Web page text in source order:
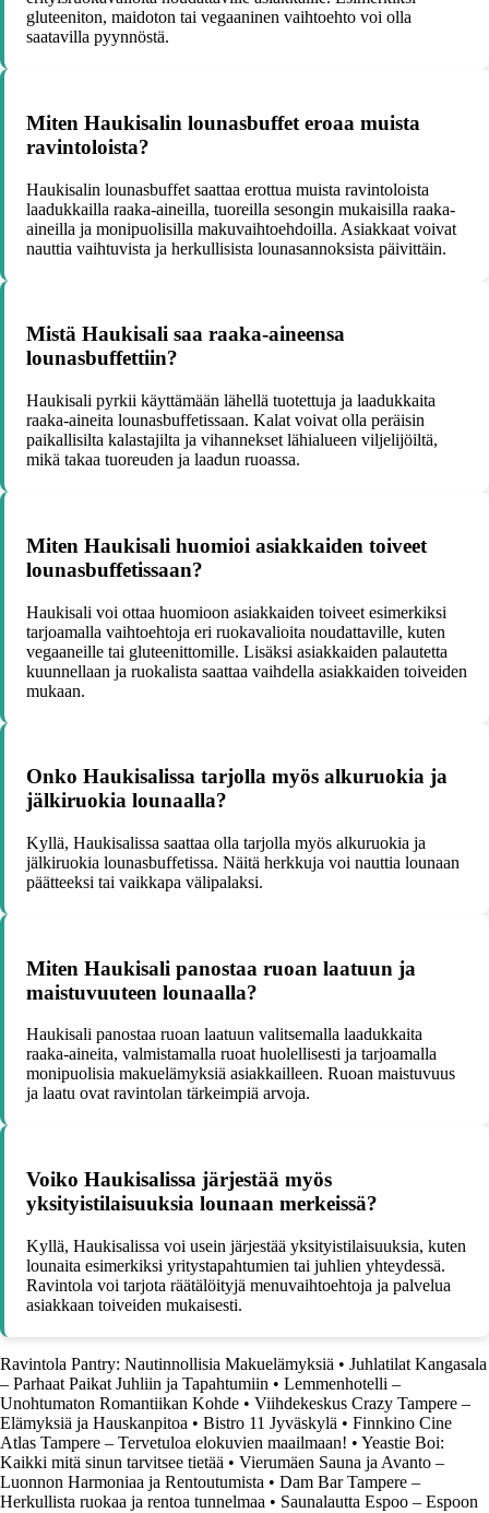
gluteeniton, maidoton tai vegaaninen vaihtoehto voi olla
saatavilla pyynnöstä.
Miten Haukisalin lounasbuffet eroaa muista
ravintoloista?
Haukisalin lounasbuffet saattaa erottua muista ravintoloista
laadukkailla raaka-aineilla, tuoreilla sesongin mukaisilla raaka-
aineilla ja monipuolisilla makuvaihtoehdoilla. Asiakkaat voivat
nauttia vaihtuvista ja herkullisista lounasannoksista päivittäin.
Mistä Haukisali saa raaka-aineensa
lounasbuffettiin?
Haukisali pyrkii käyttämään lähellä tuotettuja ja laadukkaita
raaka-aineita lounasbuffetissaan. Kalat voivat olla peräisin
paikallisilta kalastajilta ja vihannekset lähialueen viljelijöiltä,
mikä takaa tuoreuden ja laadun ruoassa.
Miten Haukisali huomioi asiakkaiden toiveet
lounasbuffetissaan?
Haukisali voi ottaa huomioon asiakkaiden toiveet esimerkiksi
tarjoamalla vaihtoehtoja eri ruokavalioita noudattaville, kuten
vegaaneille tai gluteenittomille. Lisäksi asiakkaiden palautetta
kuunnellaan ja ruokalista saattaa vaihdella asiakkaiden toiveiden
mukaan.
Onko Haukisalissa tarjolla myös alkuruokia ja
jälkiruokia lounaalla?
Kyllä, Haukisalissa saattaa olla tarjolla myös alkuruokia ja
jälkiruokia lounasbuffetissa. Näitä herkkuja voi nauttia lounaan
päätteeksi tai vaikkapa välipalaksi.
Miten Haukisali panostaa ruoan laatuun ja
maistuvuuteen lounaalla?
Haukisali panostaa ruoan laatuun valitsemalla laadukkaita
raaka-aineita, valmistamalla ruoat huolellisesti ja tarjoamalla
monipuolisia makuelämyksiä asiakkailleen. Ruoan maistuvuus
ja laatu ovat ravintolan tärkeimpiä arvoja.
Voiko Haukisalissa järjestää myös
yksityistilaisuuksia lounaan merkeissä?
Kyllä, Haukisalissa voi usein järjestää yksityistilaisuuksia, kuten
lounaita esimerkiksi yritystapahtumien tai juhlien yhteydessä.
Ravintola voi tarjota räätälöityjä menuvaihtoehtoja ja palvelua
asiakkaan toiveiden mukaisesti.
Ravintola Pantry: Nautinnollisia Makuelämyksiä • Juhlatilat Kangasala
– Parhaat Paikat Juhliin ja Tapahtumiin • Lemmenhotelli –
Unohtumaton Romantiikan Kohde • Viihdekeskus Crazy Tampere –
Elämyksiä ja Hauskanpitoa • Bistro 11 Jyväskylä • Finnkino Cine
Atlas Tampere – Tervetuloa elokuvien maailmaan! • Yeastie Boi:
Kaikki mitä sinun tarvitsee tietää • Vierumäen Sauna ja Avanto –
Luonnon Harmoniaa ja Rentoutumista • Dam Bar Tampere –
Herkullista ruokaa ja rentoa tunnelmaa • Saunalautta Espoo – Espoon